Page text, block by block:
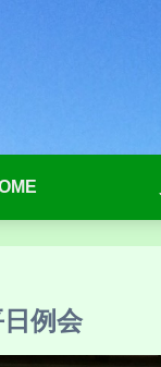
日例会